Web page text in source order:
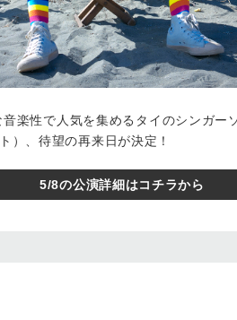
楽性で人気を集めるタイのシンガー
）、待望の再来⽇が決定！
5/8の公演詳細はコチラから